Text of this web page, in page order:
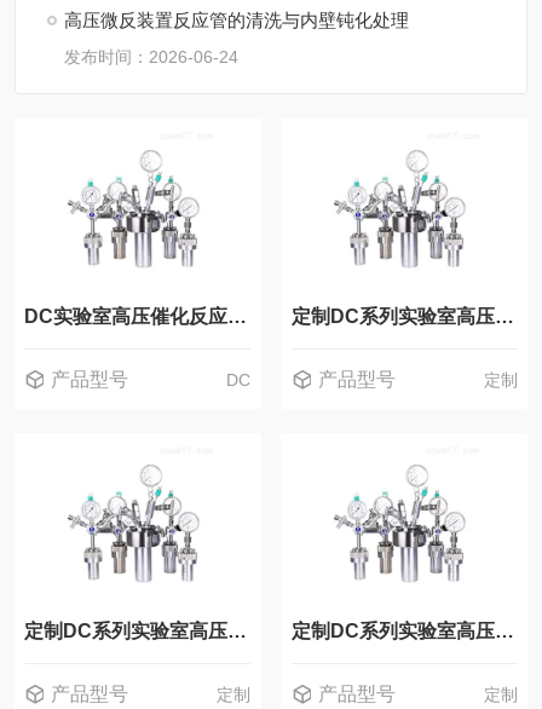
高压微反装置反应管的清洗与内壁钝化处理
发布时间：2026-06-24
DC实验室高压催化反应釜反应器
产品型号 DC
定制DC系列实验室高压催化反应釜反应器
产品型号 定制
定制DC系列实验室高压催化反应釜
产品型号 定制
定制DC系列实验室高压反应釜
产品型号 定制